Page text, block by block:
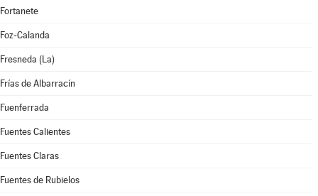
Fortanete
Foz-Calanda
Fresneda (La)
Frías de Albarracín
Fuenferrada
Fuentes Calientes
Fuentes Claras
Fuentes de Rubielos